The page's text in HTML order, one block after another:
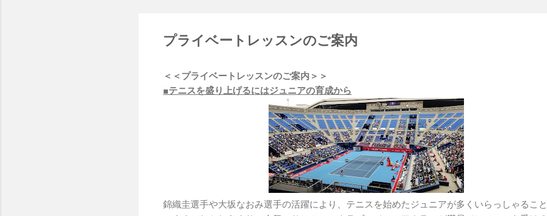
プライベートレッスンのご案内
＜＜プライベートレッスンのご案内＞＞
■テニスを盛り上げるにはジュニアの育成から
錦織圭選手や大坂なおみ選手の活躍により、テニスを始めたジュニアが多くいらっしゃるこ